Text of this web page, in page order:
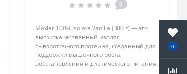
0
0
Maxler 100% Isolate Vanilla (300 г) — это
высококачественный изолят
сывороточного протеина, созданный для
поддержки мышечного роста,
восстановления и диетического питания.